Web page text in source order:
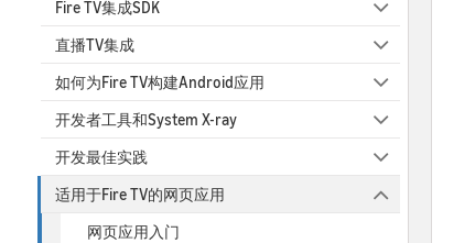
Fire TV集成SDK
直播TV集成
如何为Fire TV构建Android应用
开发者工具和System X-ray
开发最佳实践
适用于Fire TV的网页应用
网页应用入门